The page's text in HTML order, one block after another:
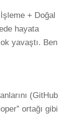
+ Doğal
hayata
yavaştı. Ben
(GitHub
ortağı gibi